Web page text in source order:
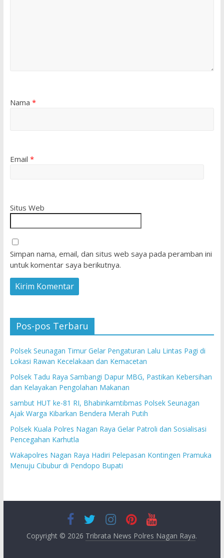
Nama *
Email *
Situs Web
Simpan nama, email, dan situs web saya pada peramban ini
untuk komentar saya berikutnya.
Pos-pos Terbaru
Polsek Seunagan Timur Gelar Pengaturan Lalu Lintas Pagi di
Lokasi Rawan Kecelakaan dan Kemacetan
Polsek Tadu Raya Sambangi Dapur MBG, Pastikan Kebersihan
dan Kelayakan Pengolahan Makanan
sambut HUT ke-81 RI, Bhabinkamtibmas Polsek Seunagan
Ajak Warga Kibarkan Bendera Merah Putih
Polsek Kuala Polres Nagan Raya Gelar Patroli dan Sosialisasi
Pencegahan Karhutla
Wakapolres Nagan Raya Hadiri Pelepasan Kontingen Pramuka
Menuju Cibubur di Pendopo Bupati
Copyright © 2026 Tribrata News Polres Nagan Raya.